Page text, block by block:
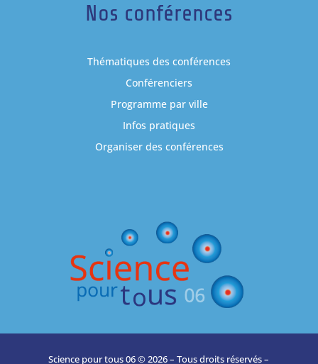
Nos conférences
Thématiques des conférences
Conférenciers
Programme par ville
Infos pratiques
Organiser des conférences
Science pour tous 06 © 2026 – Tous droits réservés –